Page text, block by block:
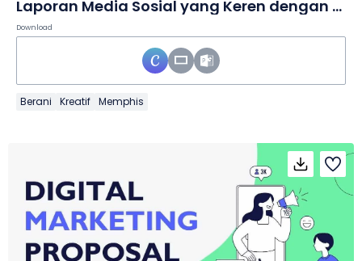
Laporan Media Sosial yang Keren dengan Diagram Siklus dalam Slide
Download
Berani Kreatif Memphis